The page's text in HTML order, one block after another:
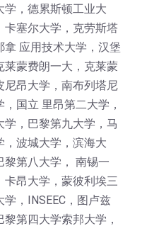
学，德累斯顿工业大
塞尔大学，克劳斯塔
应用技术大学，汉堡
莱蒙费朗一大，克莱蒙
尼昂大学，南布列塔尼
国立 里昂第二大学，
，巴黎第九大学，马
，波城大学，滨海大
第八大学， 南锡一
卡昂大学，蒙彼利埃三
，INSEEC，图卢兹
第四大学索邦大学，